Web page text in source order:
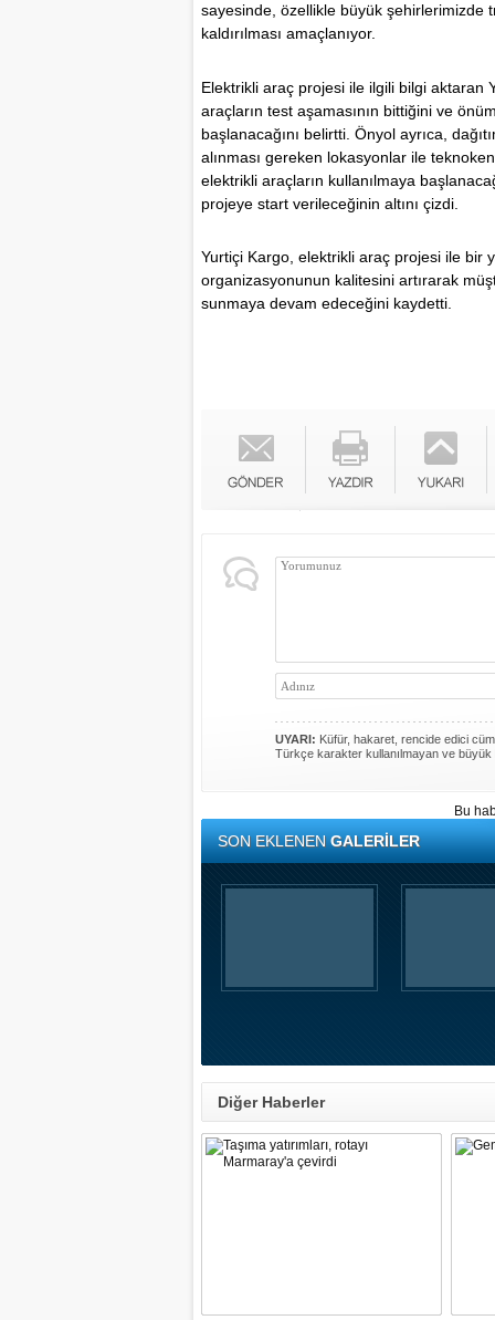
sayesinde, özellikle büyük şehirlerimizde
kaldırılması amaçlanıyor.
Elektrikli araç projesi ile ilgili bilgi aktaran
araçların test aşamasının bittiğini ve
başlanacağını belirtti. Önyol ayrıca,
alınması gereken lokasyonlar ile
elektrikli araçların kullanılmaya
projeye start verileceğinin altını çizdi.
Yurtiçi Kargo, elektrikli araç projesi ile bir
organizasyonunun kalitesini artırarak
sunmaya devam edeceğini kaydetti.
UYARI: Küfür, hakaret, rencide edici
Türkçe karakter kullanılmayan ve büyük
Bu
SON EKLENENGALERİLER
Diğer Haberler